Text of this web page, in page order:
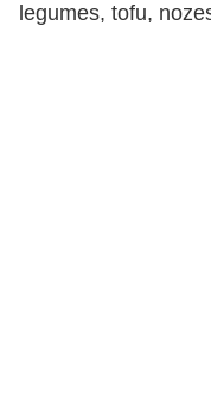
legumes, tofu,